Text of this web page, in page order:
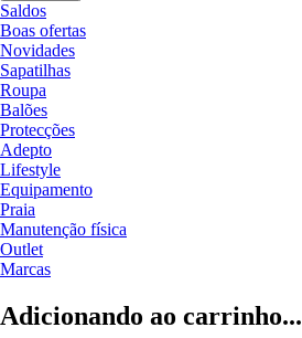
Saldos
Boas ofertas
Novidades
Sapatilhas
Roupa
Balões
Protecções
Adepto
Lifestyle
Equipamento
Praia
Manutenção física
Outlet
Marcas
Adicionando ao carrinho...